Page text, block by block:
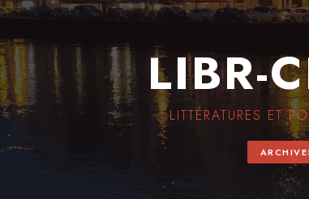
LIBR-
LITTÉRATURES ET